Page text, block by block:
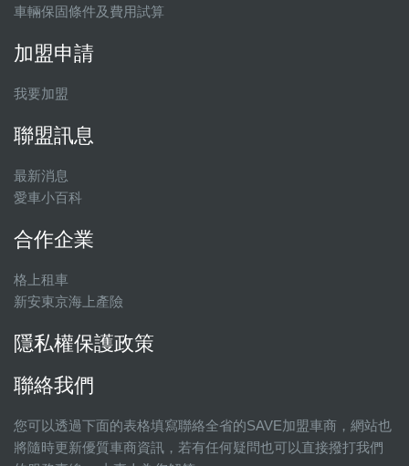
車輛保固條件及費用試算
加盟申請
我要加盟
聯盟訊息
最新消息
愛車小百科
合作企業
格上租車
新安東京海上產險
隱私權保護政策
聯絡我們
您可以透過下面的表格填寫聯絡全省的SAVE加盟車商，網站也
將隨時更新優質車商資訊，若有任何疑問也可以直接撥打我們